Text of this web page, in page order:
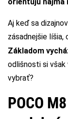
Aj keď sa
zásadnejšie líšia,
Základom
odlišnosti si
vybrať?
POCO